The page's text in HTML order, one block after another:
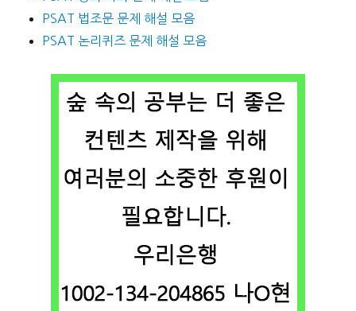
PSAT 법조문 문제 해설 모음
PSAT 논리퀴즈 문제 해설 모음